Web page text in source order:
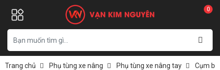
0
Trang chủ Phụ tùng xe nâng Phụ tùng xe nâng tay Cụm